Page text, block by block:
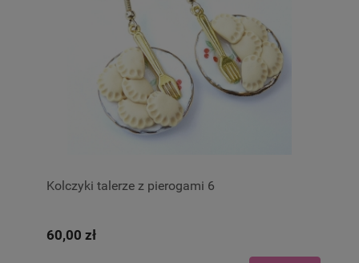
Kolczyki talerze z pierogami 6
60,00 zł